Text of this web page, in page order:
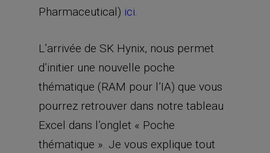
Pharmaceutical) ici.
L’arrivée de SK Hynix, nous permet
d’initier une nouvelle poche
thématique (RAM pour l’IA) que vous
pourrez retrouver dans notre tableau
Excel dans l’onglet « Poche
thématique ». Je vous explique tout